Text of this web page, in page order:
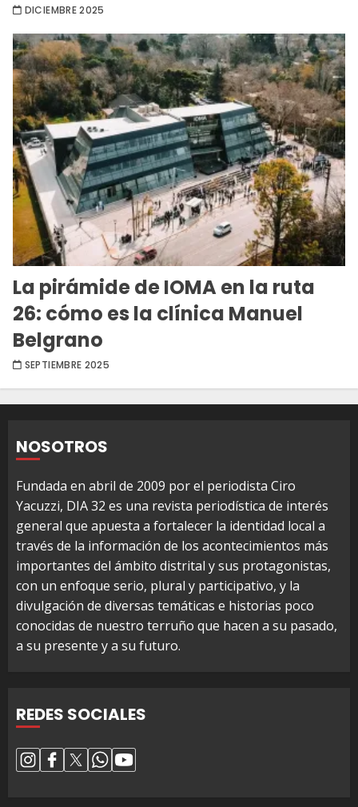
DICIEMBRE 2025
La pirámide de IOMA en la ruta
26: cómo es la clínica Manuel
Belgrano
SEPTIEMBRE 2025
NOSOTROS
Fundada en abril de 2009 por el periodista Ciro
Yacuzzi, DIA 32 es una revista periodística de interés
general que apuesta a fortalecer la identidad local a
través de la información de los acontecimientos más
importantes del ámbito distrital y sus protagonistas,
con un enfoque serio, plural y participativo, y la
divulgación de diversas temáticas e historias poco
conocidas de nuestro terruño que hacen a su pasado,
a su presente y a su futuro.
REDES SOCIALES